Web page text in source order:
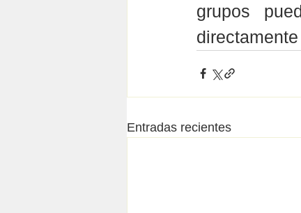
grupos
Entradas recientes